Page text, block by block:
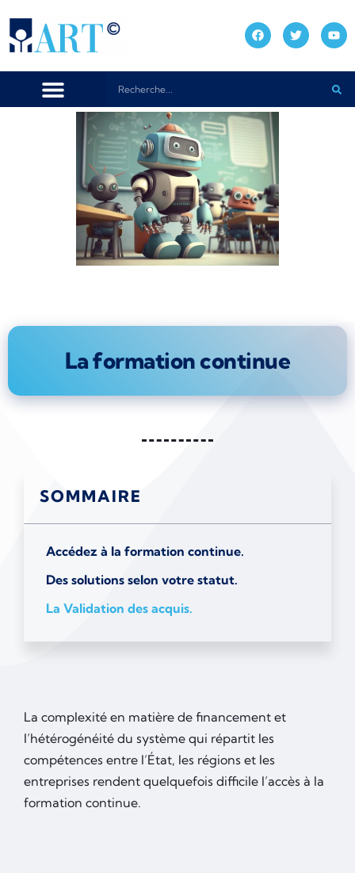
La formation continue
SOMMAIRE
Accédez à la formation continue.
Des solutions selon votre statut.
La Validation des acquis.
La complexité en matière de financement et
l’hétérogénéité du système qui répartit les
compétences entre l’État, les régions et les
entreprises rendent quelquefois difficile l’accès à la
formation continue.